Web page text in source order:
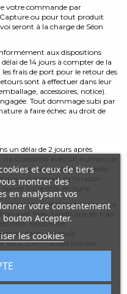
votre commande par
Capture ou pour tout produit
seront à la charge de Séon
aux dispositions
de 14 jours à compter de la
frais de port pour le retour des
sont à effectuer dans leur
accessoires, notice).
Tout dommage subi par
à faire échec au droit de
un délai de 2 jours après
Colissimo avec un numéro de
également être expédiés
soit le mode de livraison
votre colis en ligne.
préparation et d'emballage ainsi
sont fixes, tandis que les frais
colis. Nous vous
dans une seule
deux commandes placées
à chacune d'entre elles.
mais une attention
et ceux de tiers
montrer des
en analysant vos
votre consentement
Accepter.
les cookies